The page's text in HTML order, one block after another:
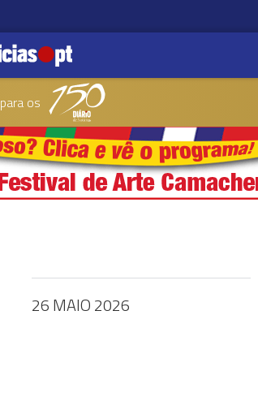
para os
26 MAIO 2026